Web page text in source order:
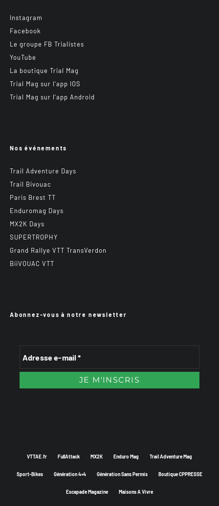
Instagram
Facebook
Le groupe FB Trialistes
YouTube
La boutique Trial Mag
Trial Mag sur l’app IOS
Trial Mag sur l’app Android
Nos événements
Trail Adventure Days
Trail Bivouac
Paris Brest TT
Enduromag Days
MX2K Days
SUPERTROPHY
Grand Rallye VTT TransVerdon
BiiVOUAC VTT
Abonnez-vous à notre newsletter
VTTAE.fr FullAttack MX2K Enduro Mag Trail Adventure Mag
Sport-Bikes Génération 4×4 Génération Sans Permis Boutique CPPRESSE
Escapade Magazine Maisons A Vivre